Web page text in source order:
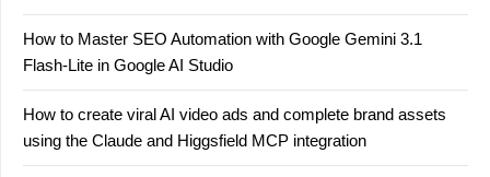
How to Master SEO Automation with Google Gemini 3.1
Flash-Lite in Google AI Studio
How to create viral AI video ads and complete brand assets
using the Claude and Higgsfield MCP integration